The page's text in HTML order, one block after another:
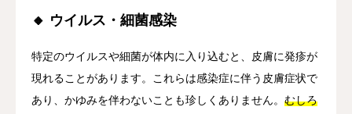
🔸 ウイルス・細菌感染
特定のウイルスや細菌が体内に入り込むと、皮膚に発疹が
現れることがあります。これらは感染症に伴う皮膚症状で
あり、かゆみを伴わないことも珍しくありません。 むしろ